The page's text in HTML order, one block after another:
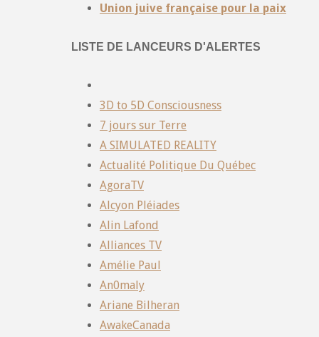
Union juive française pour la paix
LISTE DE LANCEURS D'ALERTES
3D to 5D Consciousness
7 jours sur Terre
A SIMULATED REALITY
Actualité Politique Du Québec
AgoraTV
Alcyon Pléiades
Alin Lafond
Alliances TV
Amélie Paul
An0maly
Ariane Bilheran
AwakeCanada